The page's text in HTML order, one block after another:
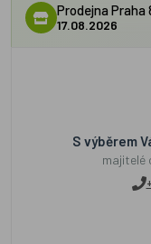
Prodejna Praha
17.08.2026
S výběrem
majitelé